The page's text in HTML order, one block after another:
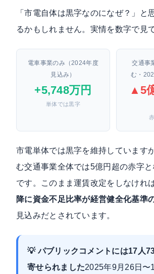
「市電自体は黒字なのになぜ？」と
るかもしれません。実情を数字で見
電車事業のみ（2024年度
見込み）
+5,748万円
単体では黒字
交通事
む・
▲5
市電単体では黒字を維持しています
む交通事業全体では5億円超の赤字
です。このまま運賃改定をしなけれ
降に資金不足比率が経営健全化基準
見込みだとされています。
💡 パブリックコメントには17人
寄せられました2025年9月26日〜